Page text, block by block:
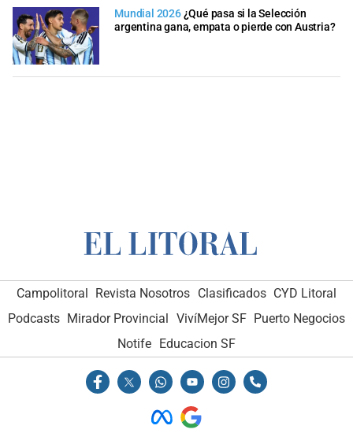
Mundial 2026¿Qué pasa si la Selección
argentina gana, empata o pierde con Austria?
Campolitoral Revista Nosotros Clasificados CYD Litoral
Podcasts Mirador Provincial VivíMejor SF Puerto Negocios
Notife Educacion SF